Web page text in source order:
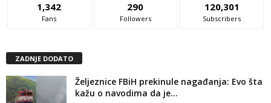
1,342
Fans
290
Followers
120,301
Subscribers
ZADNJE DODATO
Željeznice FBiH prekinule nagađanja: Evo šta
kažu o navodima da je...